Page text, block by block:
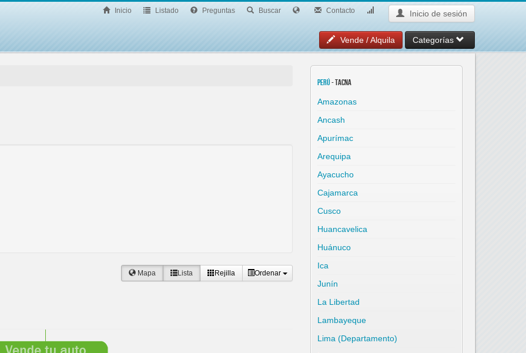
Inicio Listado Preguntas Buscar Contacto Inicio de sesión
Vende / Alquila Categorías
Mapa Lista Rejilla Ordenar
Perú- Tacna
Amazonas
Ancash
Apurímac
Arequipa
Ayacucho
Cajamarca
Cusco
Huancavelica
Huánuco
Ica
Junín
La Libertad
Lambayeque
Lima (Departamento)